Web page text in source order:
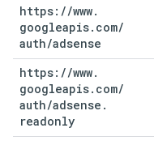
https: //www.
googleapis. com/
auth/adsense
https: //www.
googleapis. com/
auth/adsense .
readonly